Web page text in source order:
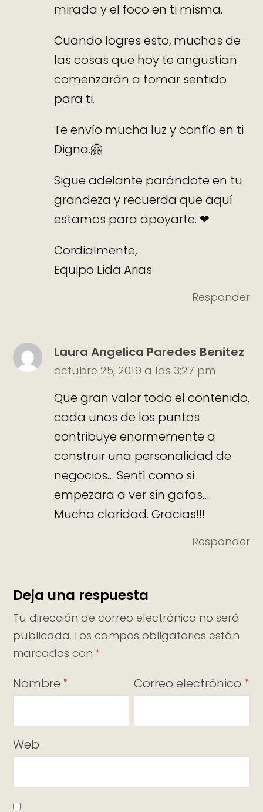
mirada y el foco en ti misma.
Cuando logres esto, muchas de
las cosas que hoy te angustian
comenzarán a tomar sentido
para ti.
Te envío mucha luz y confío en ti
Digna.🤗
Sigue adelante parándote en tu
grandeza y recuerda que aquí
estamos para apoyarte. ❤
Cordialmente,
Equipo Lida Arias
Responder
Laura Angelica Paredes Benitez
octubre 25, 2019 a las 3:27 pm
Que gran valor todo el contenido,
cada unos de los puntos
contribuye enormemente a
construir una personalidad de
negocios… Sentí como si
empezara a ver sin gafas….
Mucha claridad. Gracias!!!
Responder
Deja una respuesta
Tu dirección de correo electrónico no será
publicada. Los campos obligatorios están
marcados con *
Nombre * Correo electrónico *
Web